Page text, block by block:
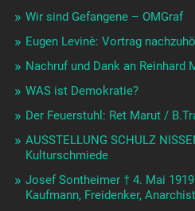
Wir sind Gefangene – OMGraf
Eugen Levinè: Vortrag
Nachruf und Dank an Reinhard
WAS ist Demokratie?
Der Feuerstuhl: Ret Marut /
AUSSTELLUNG SCHULZ
Kulturschmiede
Josef Sontheimer † 4. Mai
Kaufmann, Freidenker, Anarchist